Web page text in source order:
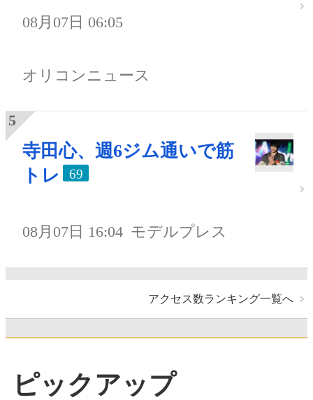
08月07日 06:05
オリコンニュース
寺田心、週6ジム通いで筋
トレ
69
08月07日 16:04 モデルプレス
アクセス数ランキング一覧へ
ピックアップ